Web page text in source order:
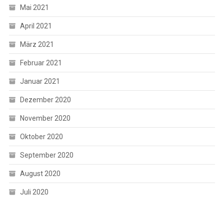
Mai 2021
April 2021
März 2021
Februar 2021
Januar 2021
Dezember 2020
November 2020
Oktober 2020
September 2020
August 2020
Juli 2020